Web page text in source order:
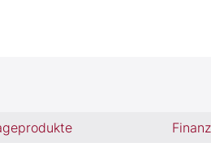
BÖRSE ONLINE lesen